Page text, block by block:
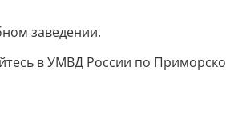
заведении.
в УМВД России по